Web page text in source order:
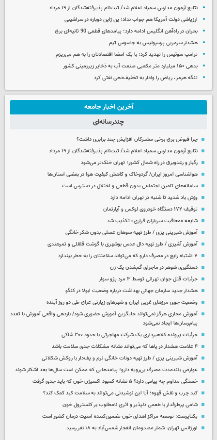
نتایج آزمون مدارس سمپاد اعلام شد/ ثبت‌نام پذیرفته‌شدگان از ۱۹ مرداد
ارزپاشی دولت آمریکا هم جواب نداد؛ ین ژاپن دوباره در سراشیبی
بحران در راه‌آهن انگلیس ادامه دارد؛ پیامدهای قطعی 90 ثانیه‌ای برق
هشدار سرمربی پرسپولیس به جاسوس تیم
ترامپ سوئیس را تهدید کرد؛ با یک امضا اقتصادتان را به هم می‌ریزم
بدهی ۱۵۰ میلیارد متر مکعبی صنعت آب به ذخایر زیرزمینی کشور
تنگه هرمز، ریاض را وادار به تخفیف‌دهی نفتی کرد
آخرین اخبار جامعه
چندرسانه‌ای
چرا قبوض برق برخی مشترکان افزایش چند برابری داشت؟
نتایج آزمون مدارس سمپاد اعلام شد/ ثبت‌نام پذیرفته‌شدگان از ۱۹ مرداد
رگبار و رعدوبرق در راه شمال کشور؛ تهران خنک‌تر می‌شود
هواشناسی امروز ایران/ گردوخاک و کاهش کیفیت هوا در بعضی استان‌ها
سامانه‌های تامین اجتماعی بدون قطعی و اختلال در دسترس است
وزش باد شدید تا شنبه در تهران ادامه دارد
توقیف ۱۷۲ دستگاه خودروی لوکس و آپارتمان
شایعه «معافیت سربازان فراری» تکذیب شد
آموزش شیرینی پزی / طرز تهیه سوهان عسلی بدون شکر خانگی
آموزش آشپزی / طرز تهیه دال عدس بوشهری با گوشت قلقلی و تمرهندی
۷ اشتباه رایج در مصرف دارو که می‌تواند سلامتتان را به خطر بیندازد
دستگیری شوهر در ماجرای گم‌شدن یک زن
جزئیات قتل جوان تهرانی توسط ۳ مرد پژو سوار
هشدار جدید سازمان جهانی بهداشت درباره وضعیت ابولا در کنگو
وضعیت جوی مرزهای غربی ایران و شهرهای زیارتی عراق طی دو روز آینده
آموزش مجازی هرگز نمی‌تواند جایگزین آموزش حضوری شود/ بازدهی واقعی آموزش با تعدد
پیام‌رسان‌ها ایجاد نمی‌شود
جزئیات پرونده کلاهبرداری یک شرکت مهاجرتی با حدود ۳۰۰ شاکی
۴ علامت هشدار در پاها که می‌تواند نشانه مشکلات جدی سلامت باشد
آموزش شیرینی پزی / طرز تهیه دونات خانگی نرم و پف‌دار با روکش شکلاتی
عوارض بلندمدت مصرف بی‌رویه دارو؛ پیامدهایی که ممکن است سال‌ها بعد آشکار شوند
خستگی مداوم چه پیامی دارد؟ ۵ نشانه کمبود اکسیژن خون که باید جدی گرفت
کبد چرب و نقش قهوه؛ آیا این نوشیدنی می‌تواند به سلامت کبد کمک کند؟
شامی پرطرفدار با طعمی دلپذیر و اثری نامطلوب بر کلسترول خون
یکتاپرست: توسعه مراکز اهدای خون تضمین‌کننده امنیت درمان کشور است
اورژانس تهران: شمار مصدومان انفجار شمس‌آباد به ۱۸ نفر رسید